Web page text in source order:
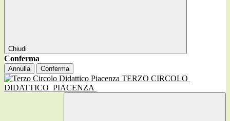
Chiudi
Conferma
Annulla Conferma
TERZO CIRCOLO
DIDATTICO PIACENZA